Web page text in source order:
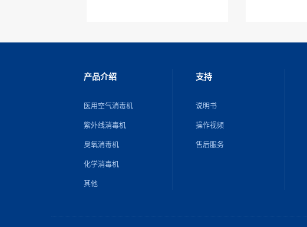
产品介绍
医用空气消毒机
紫外线消毒机
臭氧消毒机
化学消毒机
其他
支持
说明书
操作视频
售后服务